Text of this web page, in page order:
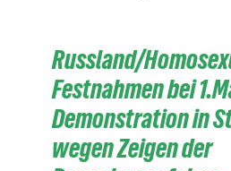
Russland/
Festnahmen bei
Demonstration in
wegen Zeigen der